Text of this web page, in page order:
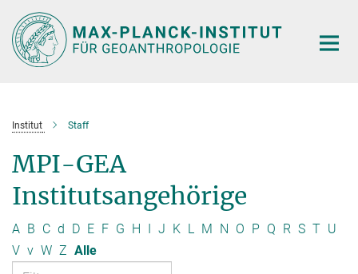
Hauptinhalt
Institut Staff
MPI-GEA
Institutsangehörige
A B C d D E F G H I J K L M N O P Q R S T U
V v W Z Alle